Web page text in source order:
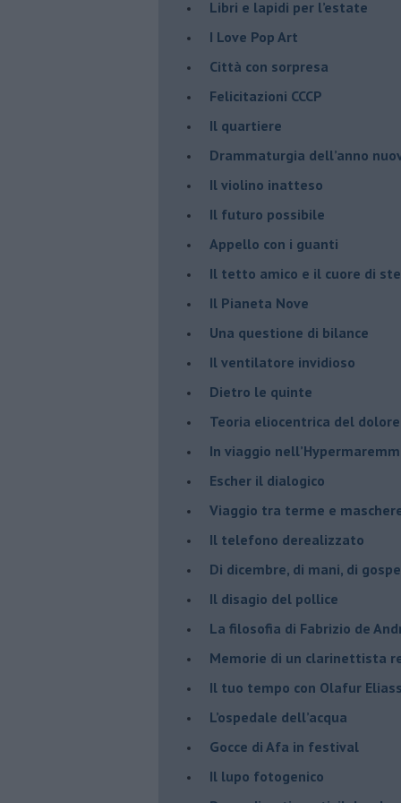
​Libri e lapidi per l’estate
​I Love Pop Art
Città con sorpresa
Felicitazioni CCCP
​Il quartiere
​Drammaturgia dell’anno
​Il violino inatteso
​Il futuro possibile
​Appello con i guanti
​Il tetto amico e il cuore di
​Il Pianeta Nove
​Una questione di bilance
​Il ventilatore invidioso
​Dietro le quinte
​Teoria eliocentrica del dolore
In viaggio
​Escher il dialogico
​Viaggio tra terme e
Il telefono derealizzato
​Di dicembre, di mani, di
​Il disagio del pollice
​La filosofia di Fabrizio de
Memorie di un clarinettista
​Il tuo tempo con Olafur
​L’ospedale dell’acqua
​Gocce di Afa in festival
​Il lupo fotogenico